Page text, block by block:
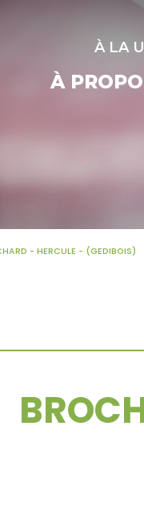
À LA
À
- HERCULE - (GEDIBOIS)